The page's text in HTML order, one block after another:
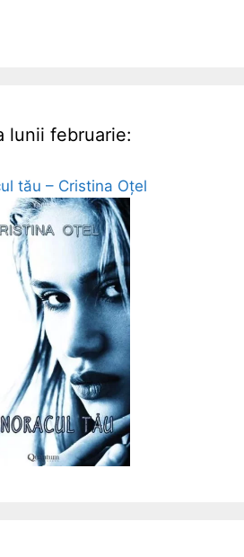
lunii februarie:
tău – Cristina Oțel